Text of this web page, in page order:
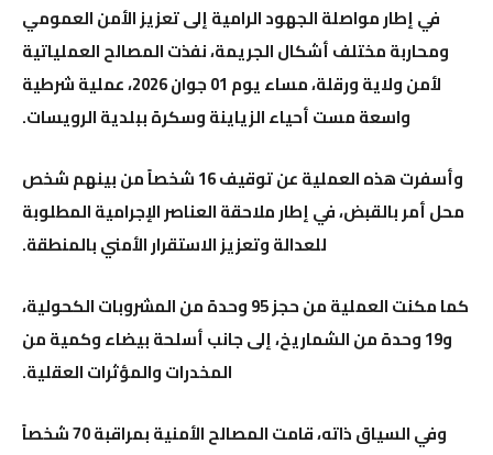
في إطار مواصلة الجهود الرامية إلى تعزيز الأمن العمومي
ومحاربة مختلف أشكال الجريمة، نفذت المصالح العملياتية
لأمن ولايةورقلة
، مساء يوم 01 جوان 2026، عملية شرطية
واسعة مست أحياء الزياينة وسكرة ببلدية الرويسات.
وأسفرت هذه العملية عن توقيف 16 شخصاً من بينهم شخص
محل أمر بالقبض، في إطار ملاحقة العناصر الإجرامية المطلوبة
للعدالة وتعزيز الاستقرار الأمني بالمنطقة.
كما مكنت العملية من حجز 95 وحدة من المشروبات الكحولية،
و19 وحدة من الشماريخ، إلى جانب أسلحة بيضاء وكمية من
المخدرات والمؤثرات العقلية.
وفي السياق ذاته، قامت المصالح الأمنية بمراقبة 70 شخصاً